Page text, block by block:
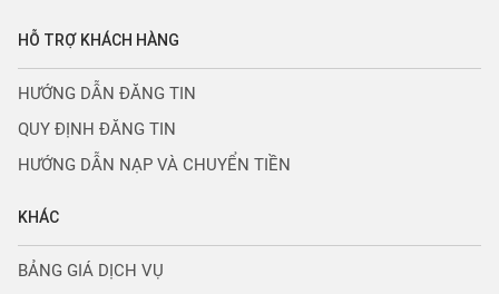
HỖ TRỢ KHÁCH HÀNG
HƯỚNG DẪN ĐĂNG TIN
QUY ĐỊNH ĐĂNG TIN
HƯỚNG DẪN NẠP VÀ CHUYỂN TIỀN
KHÁC
BẢNG GIÁ DỊCH VỤ